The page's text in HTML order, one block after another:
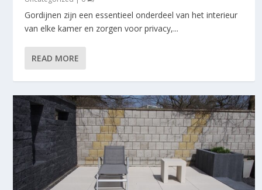
Gordijnen zijn een essentieel onderdeel van het interieur
van elke kamer en zorgen voor privacy,...
READ MORE